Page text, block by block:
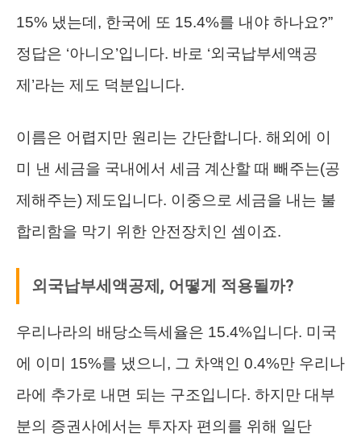
15% 냈는데, 한국에 또 15.4%를 내야 하나요?”
정답은 ‘아니오’입니다. 바로 ‘외국납부세액공
제’라는 제도 덕분입니다.
이름은 어렵지만 원리는 간단합니다. 해외에 이
미 낸 세금을 국내에서 세금 계산할 때 빼주는(공
제해주는) 제도입니다. 이중으로 세금을 내는 불
합리함을 막기 위한 안전장치인 셈이죠.
외국납부세액공제, 어떻게 적용될까?
우리나라의 배당소득세율은 15.4%입니다. 미국
에 이미 15%를 냈으니, 그 차액인 0.4%만 우리나
라에 추가로 내면 되는 구조입니다. 하지만 대부
분의 증권사에서는 투자자 편의를 위해 일단